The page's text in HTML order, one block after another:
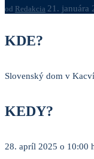
od Redakcia 21. januára
KDE?
Slovenský dom v
KEDY?
28. apríl 2025 o 10:00